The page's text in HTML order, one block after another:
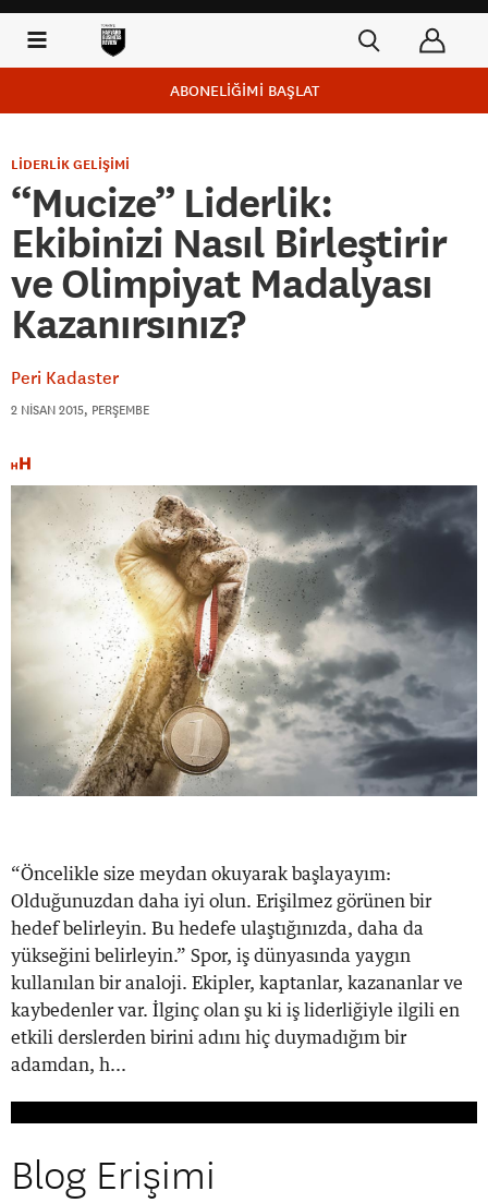
ABONELİĞİMİ BAŞLAT
LİDERLİK GELİŞİMİ
“Mucize” Liderlik:
Ekibinizi Nasıl Birleştirir
ve Olimpiyat Madalyası
Kazanırsınız?
Peri Kadaster
2 NISAN 2015, PERŞEMBE
“Öncelikle size meydan okuyarak başlayayım:
Olduğunuzdan daha iyi olun. Erişilmez görünen bir
hedef belirleyin. Bu hedefe ulaştığınızda, daha da
yükseğini belirleyin.” Spor, iş dünyasında yaygın
kullanılan bir analoji. Ekipler, kaptanlar, kazananlar ve
kaybedenler var. İlginç olan şu ki iş liderliğiyle ilgili en
etkili derslerden birini adını hiç duymadığım bir
adamdan, h...
Blog Erişimi